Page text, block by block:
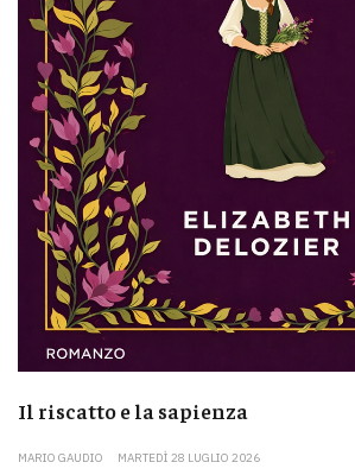
Il riscatto e la sapienza
MARIO GAUDIO MARTEDÌ 28 LUGLIO 2026